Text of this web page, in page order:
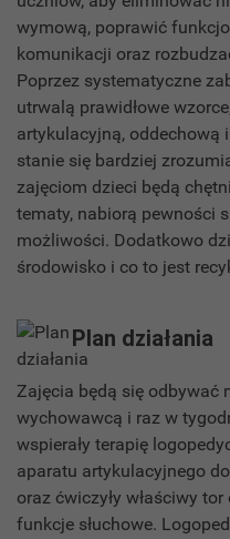
wymową, poprawić
komunikacji oraz
Poprzez systematyczne
utrwalą prawidłowe
artykulacyjną, oddechową
stanie się bardziej
zajęciom dzieci będą
tematy, nabiorą pewności
możliwości. Dodatkowo
środowisko i co to jest
Plan działania
Zajęcia będą się odbywać
wychowawcą i raz w
wspierały terapię
aparatu artykulacyjnego
oraz ćwiczyły właściwy
funkcje słuchowe.